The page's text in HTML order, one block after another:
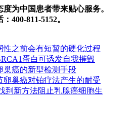
为中国患者带来贴心服务。
400-811-5152。
性之前会有短暂的硬化过程
蛋白可诱发自我摧毁
巢癌的新型检测手段
卵巢癌对铂疗法产生的耐受
到新方法阻止乳腺癌细胞生